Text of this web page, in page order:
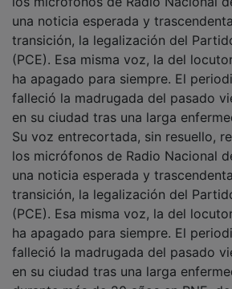
una noticia esperada y
transición, la legalización del
(PCE). Esa misma voz, la del
ha apagado para siempre. El
falleció la madrugada del pasado
en su ciudad tras una larga
Su voz entrecortada, sin resuello,
los micrófonos de Radio Nacional
una noticia esperada y
transición, la legalización del
(PCE). Esa misma voz, la del
ha apagado para siempre. El
falleció la madrugada del pasado
en su ciudad tras una larga
durante más de 20 años en RNE,